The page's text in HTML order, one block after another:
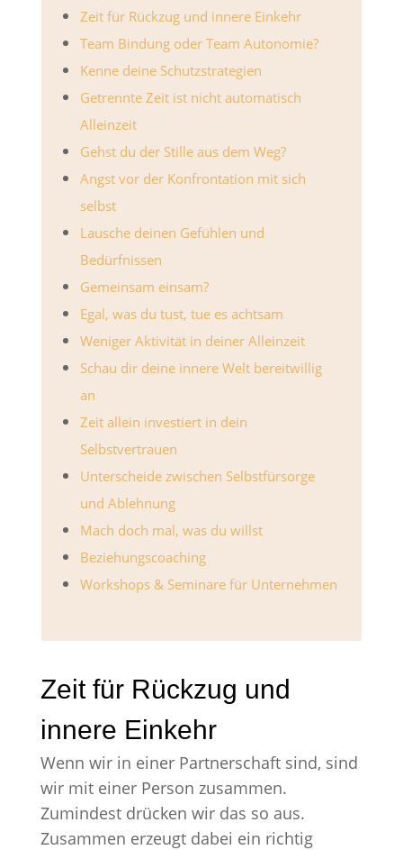
Zeit für Rückzug und innere Einkehr
Team Bindung oder Team Autonomie?
Kenne deine Schutzstrategien
Getrennte Zeit ist nicht automatisch
Alleinzeit
Gehst du der Stille aus dem Weg?
Angst vor der Konfrontation mit sich
selbst
Lausche deinen Gefühlen und
Bedürfnissen
Gemeinsam einsam?
Egal, was du tust, tue es achtsam
Weniger Aktivität in deiner Alleinzeit
Schau dir deine innere Welt bereitwillig
an
Zeit allein investiert in dein
Selbstvertrauen
Unterscheide zwischen Selbstfürsorge
und Ablehnung
Mach doch mal, was du willst
Beziehungscoaching
Workshops & Seminare für Unternehmen
Zeit für Rückzug und
innere Einkehr
Wenn wir in einer Partnerschaft sind, sind
wir mit einer Person zusammen.
Zumindest drücken wir das so aus.
Zusammen erzeugt dabei ein richtig